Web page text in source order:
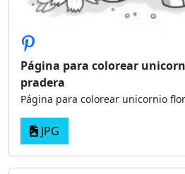
Página para colorear
pradera
Página para colorear unicornio
JPG